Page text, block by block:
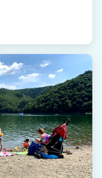
door geopend.